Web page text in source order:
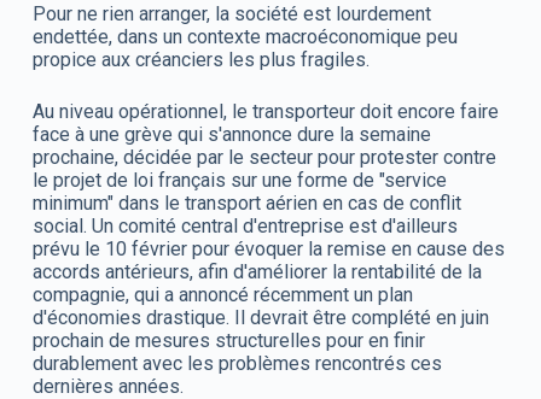
Pour ne rien arranger, la société est lourdement
endettée, dans un contexte macroéconomique peu
propice aux créanciers les plus fragiles.
Au niveau opérationnel, le transporteur doit encore faire
face à une grève qui s'annonce dure la semaine
prochaine, décidée par le secteur pour protester contre
le projet de loi français sur une forme de "service
minimum" dans le transport aérien en cas de conflit
social. Un comité central d'entreprise est d'ailleurs
prévu le 10 février pour évoquer la remise en cause des
accords antérieurs, afin d'améliorer la rentabilité de la
compagnie, qui a annoncé récemment un plan
d'économies drastique. Il devrait être complété en juin
prochain de mesures structurelles pour en finir
durablement avec les problèmes rencontrés ces
dernières années.